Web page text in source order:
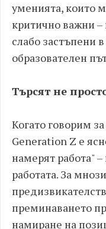
уменията, които
критично важни
слабо застъпени
образователен
Търсят не
Когато говорим
Generation Z е
намерят работа"
работата. За
преминаването
намиране на